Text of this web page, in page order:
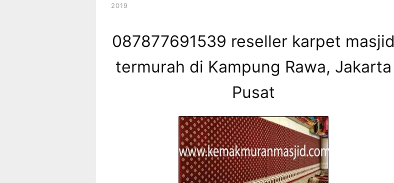
2019
087877691539 reseller karpet masjid
termurah di Kampung Rawa, Jakarta
Pusat